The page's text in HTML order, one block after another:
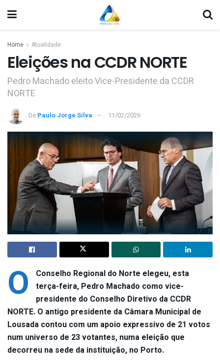
Home Atualidade
Eleições na CCDR NORTE
Pedro Machado eleito Vice-Presidente da CCDR
NORTE
De Paulo Jorge Silva 11/02/2026
O
Conselho Regional do Norte elegeu, esta
terça-feira, Pedro Machado como vice-
presidente do Conselho Diretivo da CCDR
NORTE. O antigo presidente da Câmara Municipal de
Lousada contou com um apoio expressivo de 21 votos
num universo de 23 votantes, numa eleição que
decorreu na sede da instituição, no Porto.